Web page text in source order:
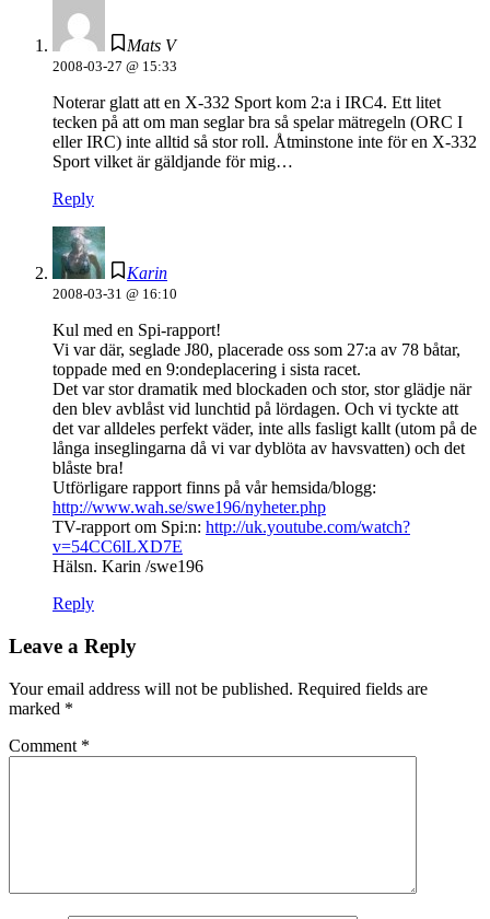
Mats V
2008-03-27 @ 15:33
Noterar glatt att en X-332 Sport kom 2:a i IRC4. Ett litet
tecken på att om man seglar bra så spelar mätregeln (ORC I
eller IRC) inte alltid så stor roll. Åtminstone inte för en X-332
Sport vilket är gäldjande för mig…
Reply
Karin
2008-03-31 @ 16:10
Kul med en Spi-rapport!
Vi var där, seglade J80, placerade oss som 27:a av 78 båtar,
toppade med en 9:ondeplacering i sista racet.
Det var stor dramatik med blockaden och stor, stor glädje när
den blev avblåst vid lunchtid på lördagen. Och vi tyckte att
det var alldeles perfekt väder, inte alls fasligt kallt (utom på de
långa inseglingarna då vi var dyblöta av havsvatten) och det
blåste bra!
Utförligare rapport finns på vår hemsida/blogg:
http://www.wah.se/swe196/nyheter.php
TV-rapport om Spi:n: http://uk.youtube.com/watch?
v=54CC6lLXD7E
Hälsn. Karin /swe196
Reply
Leave a Reply
Your email address will not be published. Required fields are
marked *
Comment *